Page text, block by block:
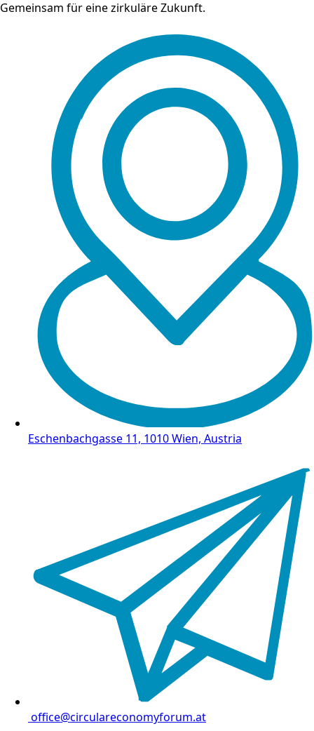
Gemeinsam für eine zirkuläre Zukunft.
Eschenbachgasse 11, 1010 Wien, Austria
office@circulareconomyforum.at